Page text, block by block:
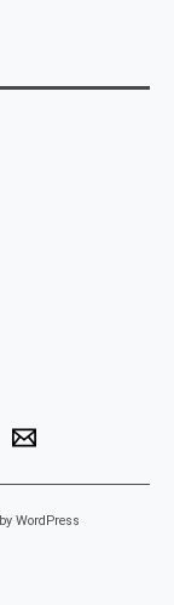
WordPress